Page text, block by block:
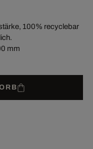
100% recyclebar
mm